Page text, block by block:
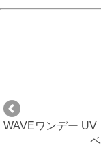
WAVEワンデー UV